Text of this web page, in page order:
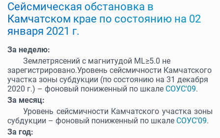
Cейсмическая обстановка в
Камчатском крае по состоянию на 02
января 2021 г.
За неделю:
Землетрясений с магнитудой МL≥5.0 не
зарегистрировано.Уровень сейсмичности Камчатского
участка зоны субдукции (по состоянию на 31 декабря
2020 г.) – фоновый пониженный по шкале СОУС'09.
За месяц:
Уровень сейсмичности Камчатского участка зоны
субдукции – фоновый пониженный по шкале СОУС'09.
За год: